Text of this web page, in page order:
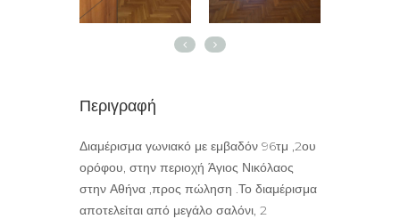
Περιγραφή
Διαμέρισμα γωνιακό με εμβαδόν 96τμ ,2ου
ορόφου, στην περιοχή Άγιος Νικόλαος
στην Αθήνα ,προς πώληση .Το διαμέρισμα
αποτελείται από μεγάλο σαλόνι, 2